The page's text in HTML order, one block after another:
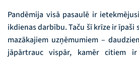
Pandēmija visā pasaulē ir
ikdienas darbību. Taču šī krīze ir īpaši
mazākajiem uzņēmumiem –
jāpārtrauc vispār, kamēr citiem